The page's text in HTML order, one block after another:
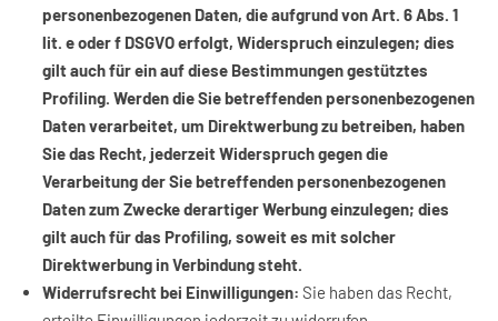
personenbezogenen Daten, die aufgrund von Art. 6 Abs. 1
lit. e oder f DSGVO erfolgt, Widerspruch einzulegen; dies
gilt auch für ein auf diese Bestimmungen gestütztes
Profiling. Werden die Sie betreffenden personenbezogenen
Daten verarbeitet, um Direktwerbung zu betreiben, haben
Sie das Recht, jederzeit Widerspruch gegen die
Verarbeitung der Sie betreffenden personenbezogenen
Daten zum Zwecke derartiger Werbung einzulegen; dies
gilt auch für das Profiling, soweit es mit solcher
Direktwerbung in Verbindung steht.
Widerrufsrecht bei Einwilligungen: Sie haben das Recht,